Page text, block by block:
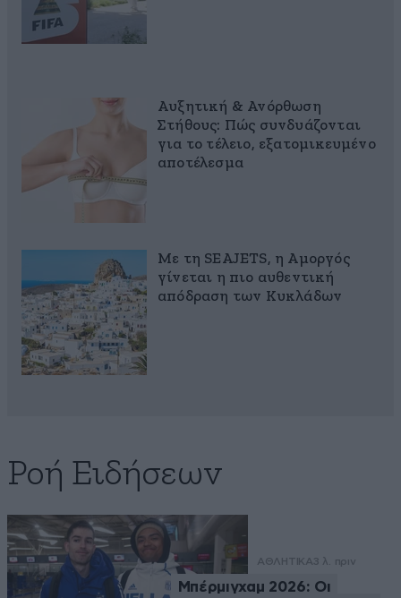
Αυξητική & Ανόρθωση
Στήθους: Πώς συνδυάζονται
για το τέλειο, εξατομικευμένο
αποτέλεσμα
Με τη SEAJETS, η Αμοργός
γίνεται η πιο αυθεντική
απόδραση των Κυκλάδων
Ροή Ειδήσεων
ΑΘΛΗΤΙΚΑ3 λ. πριν
Μπέρμιγχαμ 2026: Οι